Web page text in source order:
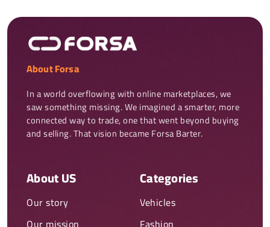
About Forsa
In a world overflowing with online marketplaces, we
saw something missing. We imagined a smarter, more
connected way to trade, one that went beyond buying
and selling. That vision became Forsa Barter.
About US
Our story
Categories
Vehicles